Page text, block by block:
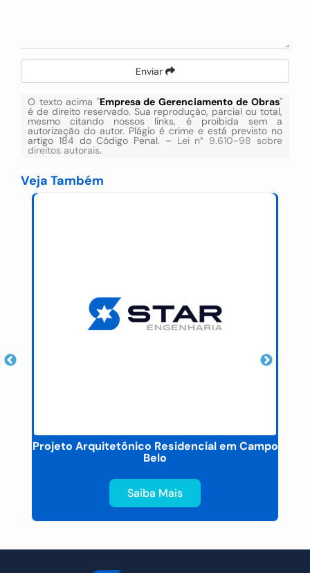
Enviar
O texto acima "Empresa de Gerenciamento de Obras"
é de direito reservado. Sua reprodução, parcial ou total,
mesmo citando nossos links, é proibida sem a
autorização do autor. Plágio é crime e está previsto no
artigo 184 do Código Penal. – Lei n° 9.610-98 sobre
direitos autorais.
Veja Também
Projeto Arquitetônico Residencial em Campo
Belo
Saiba Mais